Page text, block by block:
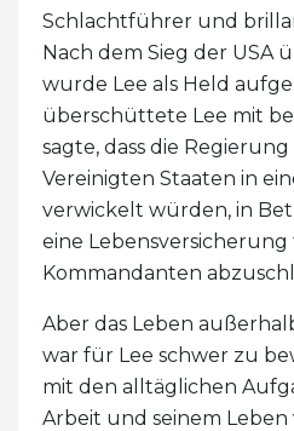
Schlachtführer und
Nach dem Sieg der USA
wurde Lee als Held
überschüttete Lee mit
sagte, dass die
Vereinigten Staaten in
verwickelt würden, in
eine
Kommandanten
Aber das Leben
war für Lee schwer zu
mit den alltäglichen
Arbeit und seinem